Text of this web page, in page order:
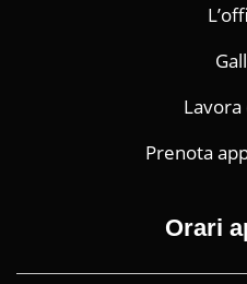
Lavora
Prenota
Orari